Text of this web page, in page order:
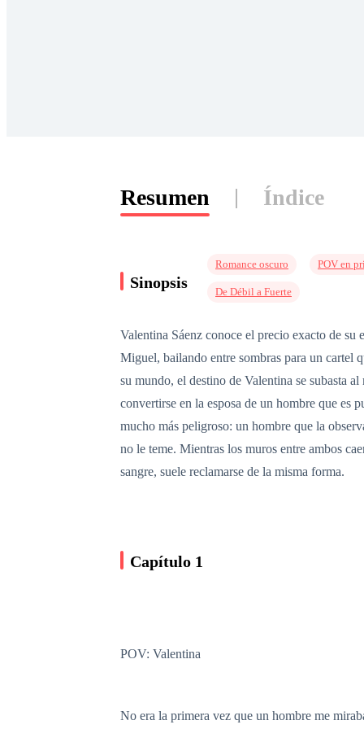
Resumen Índice
Sinopsis
Romance oscuro POV en
De Débil a Fuerte
Valentina Sáenz conoce el precio exacto de
Miguel, bailando entre sombras para un cartel
su mundo, el destino de Valentina se subasta
convertirse en la esposa de un hombre que es
mucho más peligroso: un hombre que la
no le teme. Mientras los muros entre ambos
sangre, suele reclamarse de la misma forma.
Capítulo 1
POV: Valentina
No era la primera vez que un hombre me